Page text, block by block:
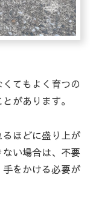
てもよく育つの
があります。
ほどに盛り上が
い場合は、不要
をかける必要が